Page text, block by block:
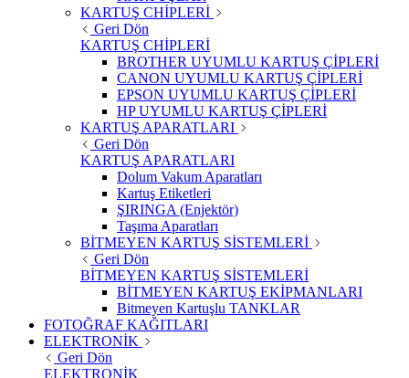
KARTUŞ CHİPLERİ
Geri Dön
KARTUŞ CHİPLERİ
BROTHER UYUMLU KARTUŞ ÇİPLERİ
CANON UYUMLU KARTUŞ ÇİPLERİ
EPSON UYUMLU KARTUŞ ÇİPLERİ
HP UYUMLU KARTUŞ ÇİPLERİ
KARTUŞ APARATLARI
Geri Dön
KARTUŞ APARATLARI
Dolum Vakum Aparatları
Kartuş Etiketleri
ŞIRINGA (Enjektör)
Taşıma Aparatları
BİTMEYEN KARTUŞ SİSTEMLERİ
Geri Dön
BİTMEYEN KARTUŞ SİSTEMLERİ
BİTMEYEN KARTUŞ EKİPMANLARI
Bitmeyen Kartuşlu TANKLAR
FOTOĞRAF KAĞITLARI
ELEKTRONİK
Geri Dön
ELEKTRONİK